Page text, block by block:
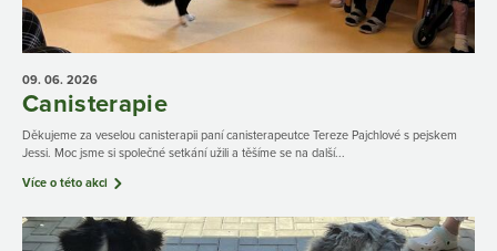
09. 06. 2026
Canisterapie
Děkujeme za veselou canisterapii paní canisterapeutce Tereze Pajchlové s pejskem
Jessi. Moc jsme si společné setkání užili a těšíme se na další...
Více o této akci